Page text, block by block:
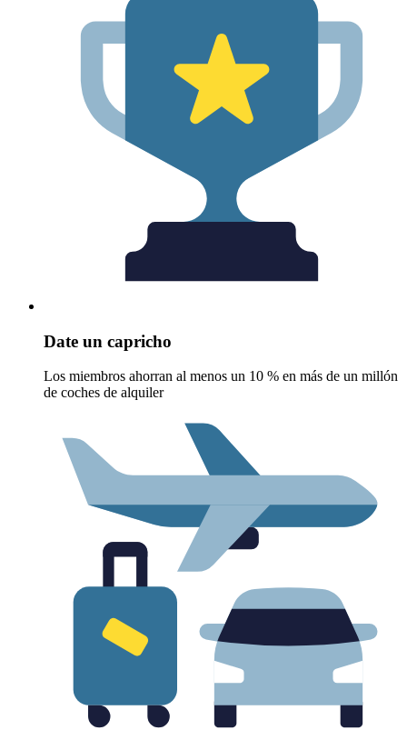
Date un capricho
Los miembros ahorran al menos un 10 % en más de un millón
de coches de alquiler